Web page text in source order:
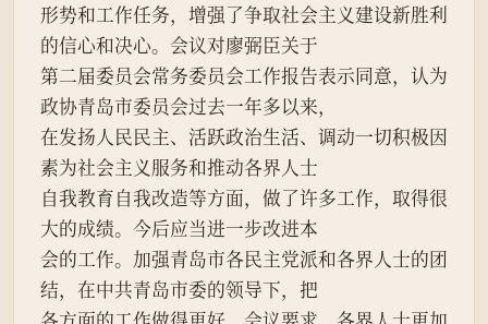
形势和工作任务，增强了争取社会主义建设新胜利
的信心和决心。会议对廖弼臣关于
第二届委员会常务委员会工作报告表示同意，认为
政协青岛市委员会过去一年多以来，
在发扬人民民主、活跃政治生活、调动一切积极因
素为社会主义服务和推动各界人士
自我教育自我改造等方面，做了许多工作，取得很
大的成绩。今后应当进一步改进本
会的工作。加强青岛市各民主党派和各界人士的团
结，在中共青岛市委的领导下，把